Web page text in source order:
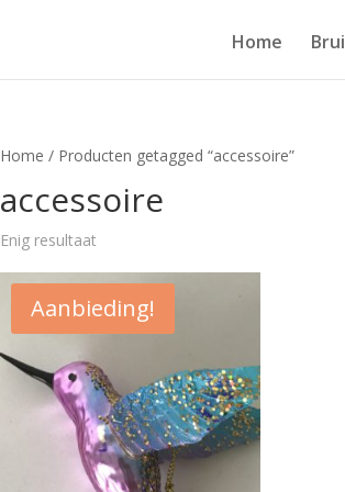
Home
Home / Producten getagged “accessoire”
accessoire
Enig resultaat
Aanbieding!